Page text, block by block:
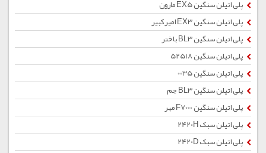
پلی اتیلن سنگین EX5 مارون
پلی اتیلن سنگین EX3 امیرکبیر
پلی اتیلن سنگین BL3 باختر
پلی اتیلن سنگین 52518
پلی اتیلن سنگین 0035
پلی اتیلن سنگین BL3 جم
پلی اتیلن سنگین F7000 مهر
پلی اتیلن سبک 2420H
پلی اتیلن سبک 2420D